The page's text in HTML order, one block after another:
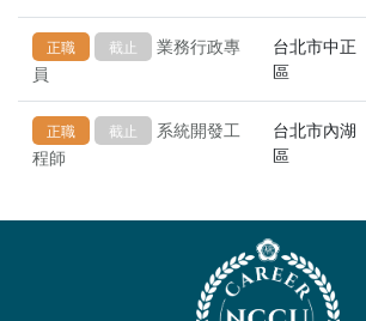
正職 截止
業務行政專
員
台北市中正
區
正職 截止
系統開發工
程師
台北市內湖
區